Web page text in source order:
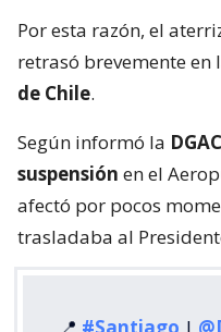
Por esta razón, el
retrasó brevemente en
de Chile.
Según informó la DGAC
suspensión en el
afectó por pocos
trasladaba al
📍 #Santiago |